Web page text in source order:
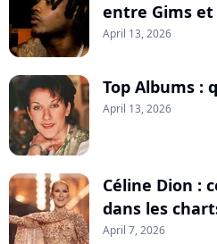
entre Gims et
April 13, 2026
Top Albums :
April 13, 2026
Céline Dion :
dans les
April 7, 2026